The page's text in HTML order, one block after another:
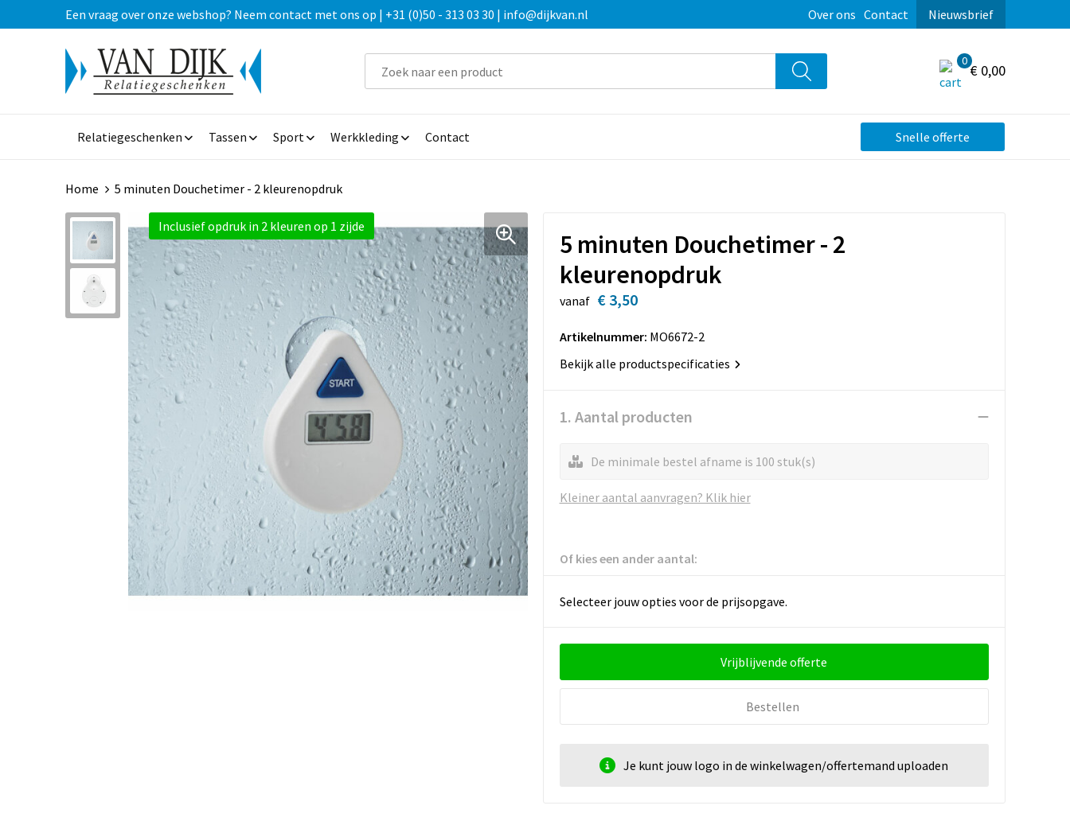
Een vraag over onze webshop? Neem contact met ons op | +31 (0)50 - 313 03 30 | info@dijkvan.nl Over ons Contact Nieuwsbrief
0
€ 0,00
Relatiegeschenken Tassen Sport Werkkleding Contact Snelle offerte
Home 5 minuten Douchetimer - 2 kleurenopdruk
Inclusief opdruk in 2 kleuren op 1 zijde
5 minuten Douchetimer - 2
kleurenopdruk
vanaf € 3,50
Artikelnummer: MO6672-2
Bekijk alle productspecificaties
1. Aantal producten
De minimale bestel afname is 100 stuk(s)
Kleiner aantal aanvragen? Klik hier
Of kies een ander aantal:
Selecteer jouw opties voor de prijsopgave.
Vrijblijvende offerte
Bestellen
Je kunt jouw logo in de winkelwagen/offertemand uploaden